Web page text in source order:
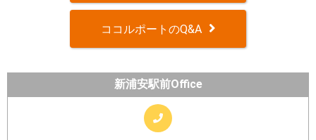
ココルポートのQ&A
新浦安駅前Office